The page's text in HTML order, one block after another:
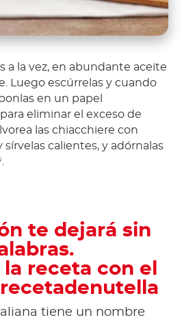
a la vez, en abundante aceite
Luego escúrrelas y cuando
en un papel
eliminar el exceso de
las chiacchiere con
sírvelas calientes, y adórnalas
.
te dejará sin
receta con el
tiene un nombre